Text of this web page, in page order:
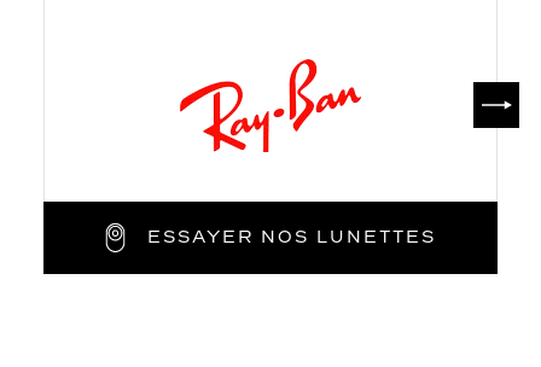
ESSAYER NOS LUNETTES